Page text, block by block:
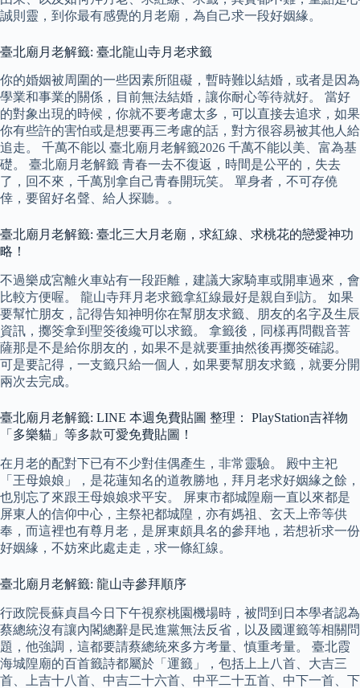
誠則靈，到你最有感覺的月老廟，為自己求一段好姻緣。
臺北廟月老解籤: 臺北龍山寺月老求籤
你的婚姻被周圍的一些因素所阻礙，暫時難以結婚，或者是因為
學業和事業的關係，目前無法結婚，讓你耐心等待就好。 當好
的對象出現的時候，你就不要考慮太多，可以直接去追求，如果
你有些許的害怕或是想要再三考慮的話，對方很容易被其他人給
追走。 千萬不能以 臺北廟月老解籤2026 千萬不能以美、富為基
礎。 臺北廟月老解籤 青春一去不復返，時間是公平的，失去
了，回不來，千萬別拿自己青春開玩笑。 單身者，不可存僥
倖，要留好名聲、給人探聽。。
臺北廟月老解籤: 臺北三大月老廟，求紅線、求桃花的戀愛神功
略！
不過樂成宮離火車站有一段距離，建議大家騎車或開車過來，會
比較方便喔。 龍山寺拜月老求籤拿紅線最好是親自到訪。 如果
要幫忙朋友，記得告知神明你在幫朋友求籤、朋友的名字及生辰
資訊，擲筊拿到聖筊後纔可以求籤。 拿籤後，同樣再問觀音菩
薩那是不是給你朋友的，如果不是就要重抽然後再擲筊確認。
可是要記得，一支籤只給一個人，如果要幫朋友求籤，就要分開
兩次去完成。
臺北廟月老解籤: LINE 本週免費貼圖 整理： PlayStation吉祥物
「多樂貓」等多款可愛免費貼圖！
在月老的配對下已有不少對佳偶產生，非常靈驗。 殿中主祀
「王母娘娘」，是花蓮知名的道教勝地，拜月老求好姻緣之餘，
也別忘了來跟王母娘娘求平安。 屏東市都城隍廟一直以來都是
屏東人的信仰中心，主祭祀都城隍，亦有媽祖、玄天上帝等供
奉，而這裡也有尊月老，是屏東頗具名的參拜地，若想祈求一份
好姻緣，不妨來此處走走，求一條紅線。
臺北廟月老解籤: 龍山寺參拜順序
行政院長蘇貞昌今日下午視察桃園機場時，被問到日本學者認為
蔡總統沒有讓內閣總辭是民進黨無法反省，以及國運籤等相關問
題，他強調，這都要請蔡總統來多方考量、慎重考量。 臺北霞
海城隍廟的百首籤詩都屬於「運籤」，包括上上八首、大吉三
首、上吉十八首、中吉二十六首、中平二十五首、中下一首、下